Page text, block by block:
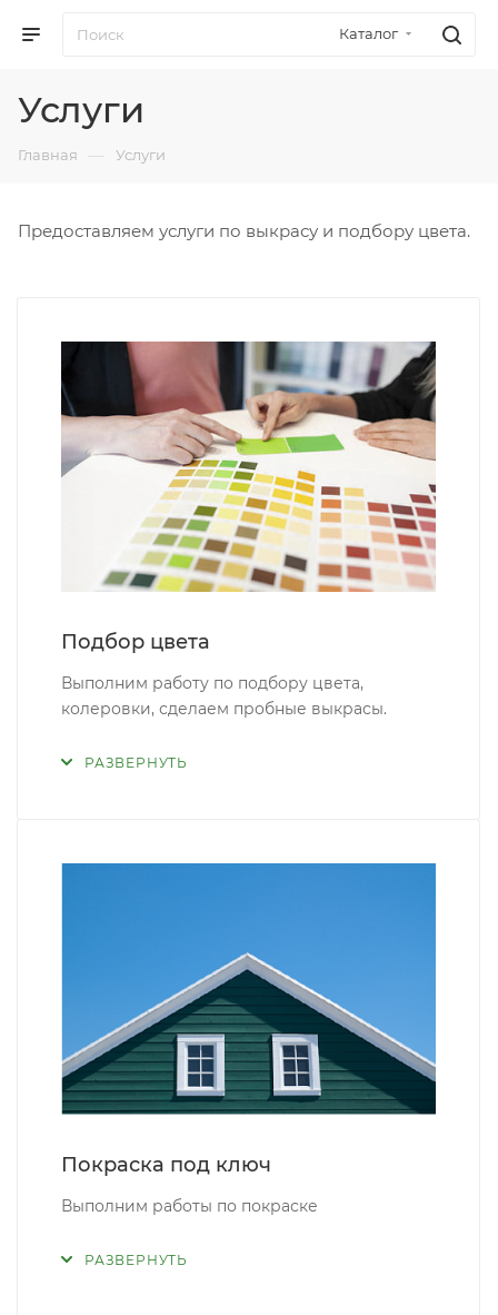
Каталог
Услуги
Главная — Услуги
Предоставляем услуги по выкрасу и подбору цвета.
Подбор цвета
Выполним работу по подбору цвета,
колеровки, сделаем пробные выкрасы.
РАЗВЕРНУТЬ
Покраска под ключ
Выполним работы по покраске
РАЗВЕРНУТЬ